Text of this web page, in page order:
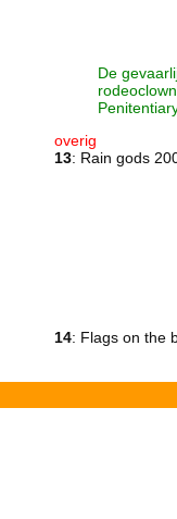
De
overig
13: Rain gods
14: Flags on the